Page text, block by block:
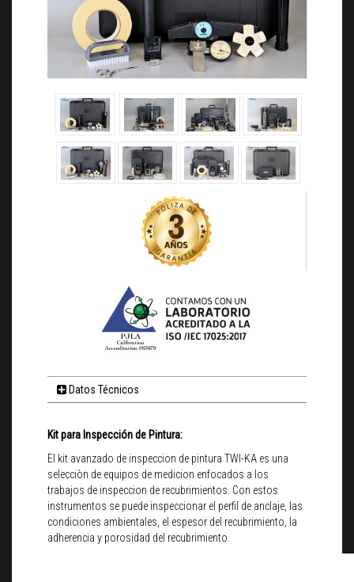
Datos Técnicos
Kit para Inspección de Pintura:
El kit avanzado de inspeccion de pintura TWI-KA es una
selecciòn de equipos de medicion enfocados a los
trabajos de inspeccion de recubrimientos. Con estos
instrumentos se puede inspeccionar el perfil de anclaje, las
condiciones ambientales, el espesor del recubrimiento, la
adherencia y porosidad del recubrimiento.